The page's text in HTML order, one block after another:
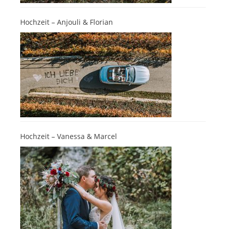
Hochzeit – Anjouli & Florian
Hochzeit – Vanessa & Marcel